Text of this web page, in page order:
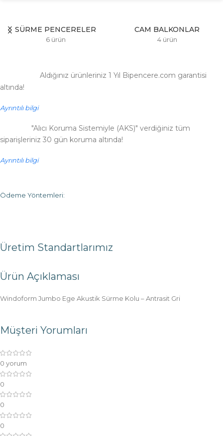
SÜRME PENCERELER
6 ürün
CAM BALKONLAR
4 ürün
Aldığınız ürünleriniz 1 Yıl Bipencere.com garantisi
altında!
Ayrıntılı bilgi
"Alıcı Koruma Sistemiyle (AKS)" verdiğiniz tüm
siparişleriniz 30 gün koruma altında!
Ayrıntılı bilgi
Ödeme Yöntemleri:
Ürün Açıklaması
Windoform Jumbo Ege Akustik Sürme Kolu – Antrasit Gri
Üretim Standartlarımız
Müşteri Yorumları
0 yorum
0
0
0